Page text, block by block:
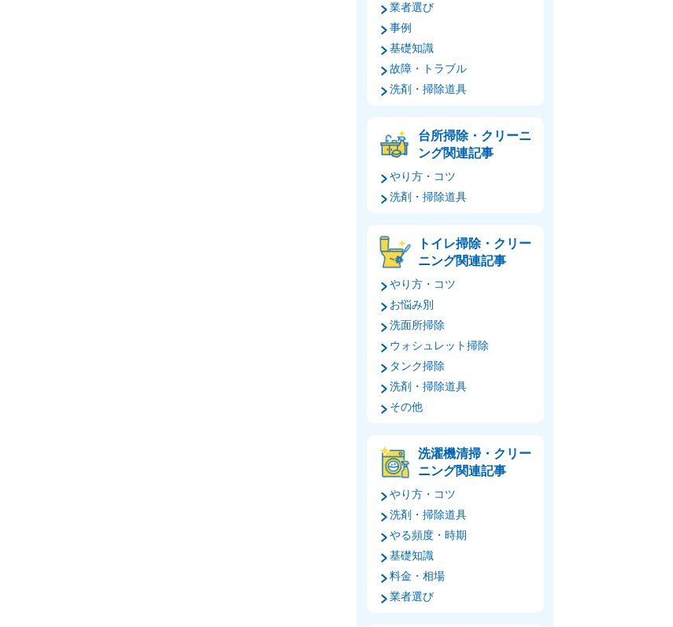
業者選び
事例
基礎知識
故障・トラブル
洗剤・掃除道具
台所掃除・クリーニ
ング関連記事
やり方・コツ
洗剤・掃除道具
トイレ掃除・クリー
ニング関連記事
やり方・コツ
お悩み別
洗面所掃除
ウォシュレット掃除
タンク掃除
洗剤・掃除道具
その他
洗濯機清掃・クリー
ニング関連記事
やり方・コツ
洗剤・掃除道具
やる頻度・時期
基礎知識
料金・相場
業者選び